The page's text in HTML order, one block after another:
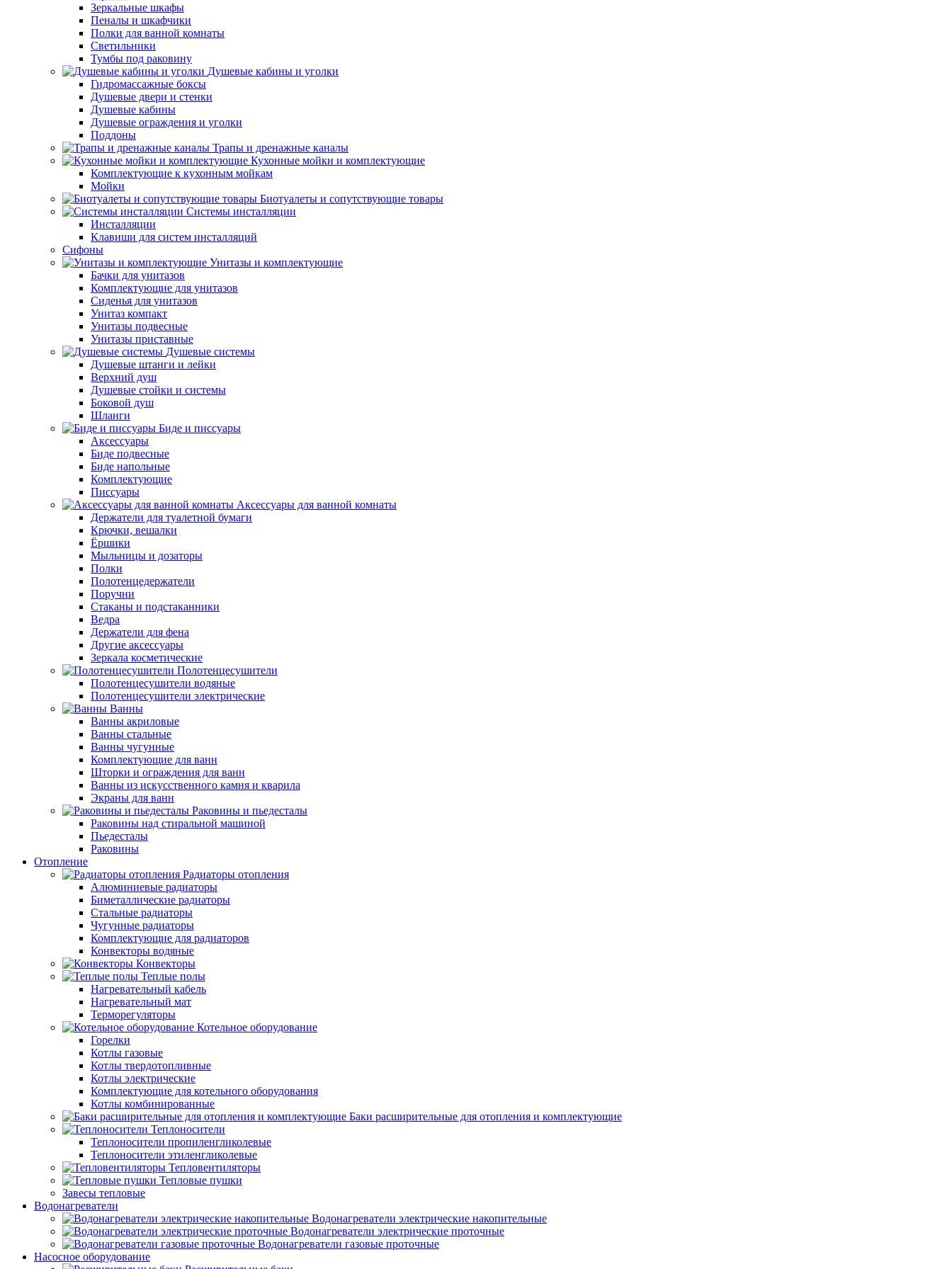
Зеркальные шкафы
Пеналы и шкафчики
Полки для ванной комнаты
Светильники
Тумбы под раковину
Душевые кабины и уголки
Гидромассажные боксы
Душевые двери и стенки
Душевые кабины
Душевые ограждения и уголки
Поддоны
Трапы и дренажные каналы
Кухонные мойки и комплектующие
Комплектующие к кухонным мойкам
Мойки
Биотуалеты и сопутствующие товары
Системы инсталляции
Инсталляции
Клавиши для систем инсталляций
Сифоны
Унитазы и комплектующие
Бачки для унитазов
Комплектующие для унитазов
Сиденья для унитазов
Унитаз компакт
Унитазы подвесные
Унитазы приставные
Душевые системы
Душевые штанги и лейки
Верхний душ
Душевые стойки и системы
Боковой душ
Шланги
Биде и писсуары
Аксессуары
Биде подвесные
Биде напольные
Комплектующие
Писсуары
Аксессуары для ванной комнаты
Держатели для туалетной бумаги
Крючки, вешалки
Ёршики
Мыльницы и дозаторы
Полки
Полотенцедержатели
Поручни
Стаканы и подстаканники
Ведра
Держатели для фена
Другие аксессуары
Зеркала косметические
Полотенцесушители
Полотенцесушители водяные
Полотенцесушители электрические
Ванны
Ванны акриловые
Ванны стальные
Ванны чугунные
Комплектующие для ванн
Шторки и ограждения для ванн
Ванны из искусственного камня и кварила
Экраны для ванн
Раковины и пьедесталы
Раковины над стиральной машиной
Пьедесталы
Раковины
Отопление
Радиаторы отопления
Алюминиевые радиаторы
Биметаллические радиаторы
Стальные радиаторы
Чугунные радиаторы
Комплектующие для радиаторов
Конвекторы водяные
Конвекторы
Теплые полы
Нагревательный кабель
Нагревательный мат
Терморегуляторы
Котельное оборудование
Горелки
Котлы газовые
Котлы твердотопливные
Котлы электрические
Комплектующие для котельного оборудования
Котлы комбинированные
Баки расширительные для отопления и комплектующие
Теплоносители
Теплоносители пропиленгликолевые
Теплоносители этиленгликолевые
Тепловентиляторы
Тепловые пушки
Завесы тепловые
Водонагреватели
Водонагреватели электрические накопительные
Водонагреватели электрические проточные
Водонагреватели газовые проточные
Насосное оборудование